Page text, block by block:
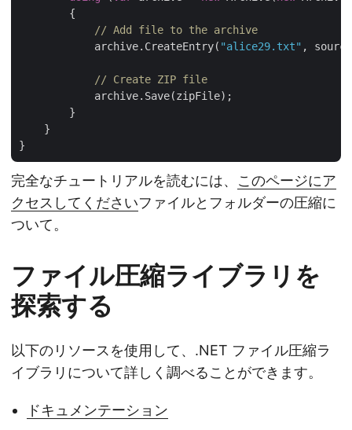
        {
// Add file to the archive
            archive.CreateEntry(
"alice29.txt" ,
// Create ZIP file
            archive.Save(zipFile);
        }
    }
完全なチュートリアルを読むには、 このページにア
クセスしてくださいファイルとフォルダーの圧縮に
ついて。
ファイル圧縮ライブラリを
探索する
以下のリソースを使用して、.NET ファイル圧縮ラ
イブラリについて詳しく調べることができます。
ドキュメンテーション